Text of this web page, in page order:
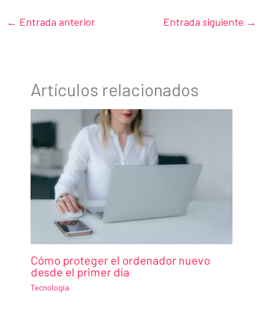
← Entrada anterior Entrada siguiente →
Artículos relacionados
Cómo proteger el ordenador nuevo
desde el primer día
Tecnología